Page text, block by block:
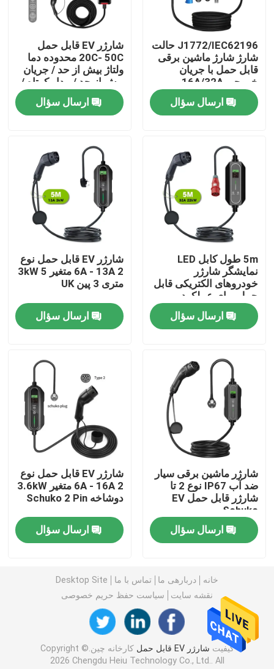
صفحه اصلی
محصولات
درباره ما
تور کارخانه
کنترل کیفیت
با ما تماس بگیرید
اخبار
موارد
شارژر EV قابل حمل
راه حل های شارژ DC تجاری
شارژ خانه
کابل EV نوع 2 به نوع 2
کابل EV نوع 1 تا نوع 2
مدار شکن RCCB
آداپتورهای شارژ EV
کابل کشی نوع 2
J1772/IEC62196 حالت
شارژ شارژ ماشین برقی
قابل حمل با جریان
خروجی 16A/32A
ارسال سؤال
شارژر EV قابل حمل
20C- 50C محدوده دما
ولتاژ بیش از حد / جریان
بیش از حد / مدار کوتاه /
محافظت قطب معکوس
ارسال سؤال
5m طول کابل LED
نمایشگر شارژر
خودروهای الکتریکی قابل
حمل برای عملکرد
ارسال سؤال
شارژر EV قابل حمل نوع
2 6A - 13A متغیر 3kW 5
متری 3 پین UK
ارسال سؤال
شارژر ماشین برقی سیار
ضد آب IP67 نوع 2 تا
شارژر قابل حمل EV
Schuko
ارسال سؤال
شارژر EV قابل حمل نوع
2 6A - 16A متغیر 3.6kW
دوشاخه Schuko 2 Pin
ارسال سؤال
خانه دربارهی ما تماس با ما
Desktop Site
نقشه سایت
سیاست حفظ حریم خصوصی
کیفیت شارژر EV قابل حمل
کارخانه چین.Copyright ©
2026 Chengdu Heiu Technology Co., Ltd.. All